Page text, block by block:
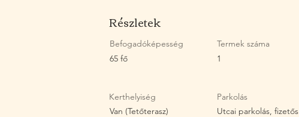
Részletek
Befogadóképesség
65 fő
Termek száma
1
Kerthelyiség
Van (Tetőterasz)
Parkolás
Utcai parkolás, fizetős